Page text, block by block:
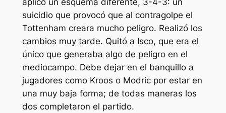
suicidio que provocó que al contragolpe el
Tottenham creara mucho peligro. Realizó los
cambios muy tarde. Quitó a Isco, que era el
único que generaba algo de peligro en el
mediocampo. Debe dejar en el banquillo a
jugadores como Kroos o Modric por estar en
una muy baja forma; de todas maneras los
dos completaron el partido.